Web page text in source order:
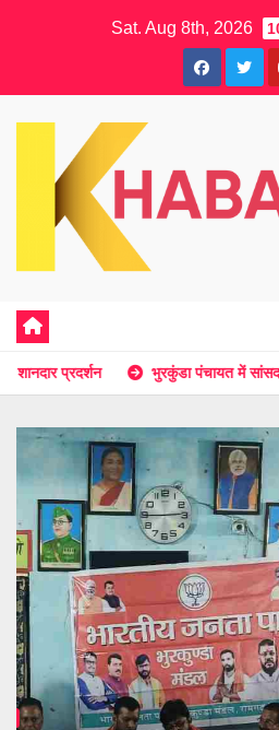
Sat. Aug 8th, 2026
भुरकुंडा पंचायत में सांसद तीर्थ दर्शन
झारखंड